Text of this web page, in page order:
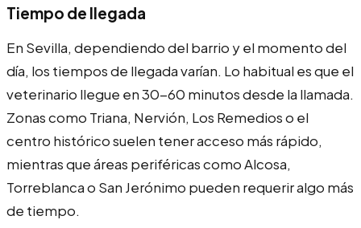
Tiempo de llegada
En Sevilla, dependiendo del barrio y el momento del
día, los tiempos de llegada varían. Lo habitual es que el
veterinario llegue en 30-60 minutos desde la llamada.
Zonas como Triana, Nervión, Los Remedios o el
centro histórico suelen tener acceso más rápido,
mientras que áreas periféricas como Alcosa,
Torreblanca o San Jerónimo pueden requerir algo más
de tiempo.